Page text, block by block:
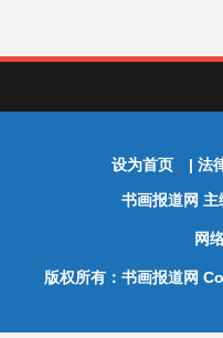
设为首页 | 法
书画报道网 主
网
版权所有：书画报道网